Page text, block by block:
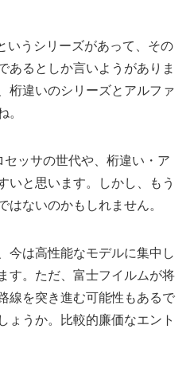
いうシリーズがあって、その
あるとしか言いようがありま
桁違いのシリーズとアルファ
ッサの世代や、桁違い・ア
いと思います。しかし、もう
ないのかもしれません。
今は高性能なモデルに集中し
す。ただ、富士フイルムが将
線を突き進む可能性もあるで
ょうか。比較的廉価なエント